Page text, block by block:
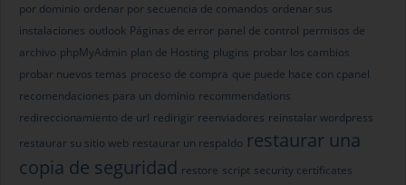
por dominio ordenar por secuencia de comandos ordenar sus
instalaciones outlook Páginas de error panel de control permisos de
archivo phpMyAdmin plan de Hosting plugins probar los cambios
probar nuevos temas proceso de compra que puede hace con cpanel
recomendaciones para un dominio recommendations
redireccionamiento de url redirigir reenviadores reinstalar wordpress
restaurar su sitio web restaurar un respaldo restaurar una
copia de seguridad restore script security certificates